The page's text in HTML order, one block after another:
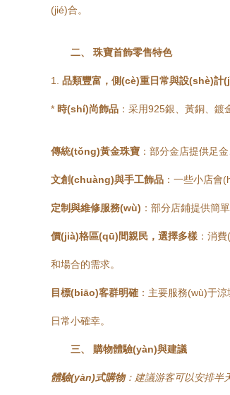
(jié)合。
二、 珠寶首飾零售特色
1. 品類豐富，側(cè)重日常與設(shè)計
* 時(shí)尚飾品 ：采用925銀、黃銅、
傳統(tǒng)黃金珠寶 ：部分金店提供足
文創(chuàng)與手工飾品 ：一些小店
定制與維修服務(wù) ：部分店鋪提供簡
價(jià)格區(qū)間親民，選擇多樣 ：消
和場合的需求。
目標(biāo)客群明確 ：主要服務(wù)于
日常小確幸。
三、 購物體驗(yàn)與建議
體驗(yàn)式購物：建議游客可以安排半